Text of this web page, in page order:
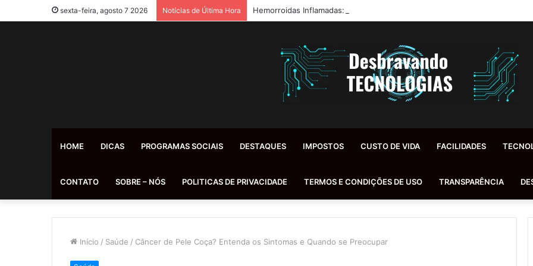
sexta-feira, agosto 7 2026 Notícias de Última Hora Hemorroidas Inflamadas: Diagnóstico, Tratamentos e Dicas Reais de
HOME DICAS PROGRAMAS SOCIAIS DESTAQUES IMPOSTOS CUSTO DE VIDA FACILIDADES
CONTATO SOBRE – NÓS POLITICAS DE PRIVACIDADE TERMOS E CONDIÇÕES DE USO TRANSPARÊNCIA
Início / Saúde / Câncer de Pele Coça? Entenda os Sintomas e Quando se Preocupar